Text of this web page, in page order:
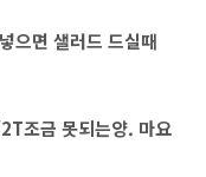
으면 샐러드 드실때
조금 못되는양. 마요